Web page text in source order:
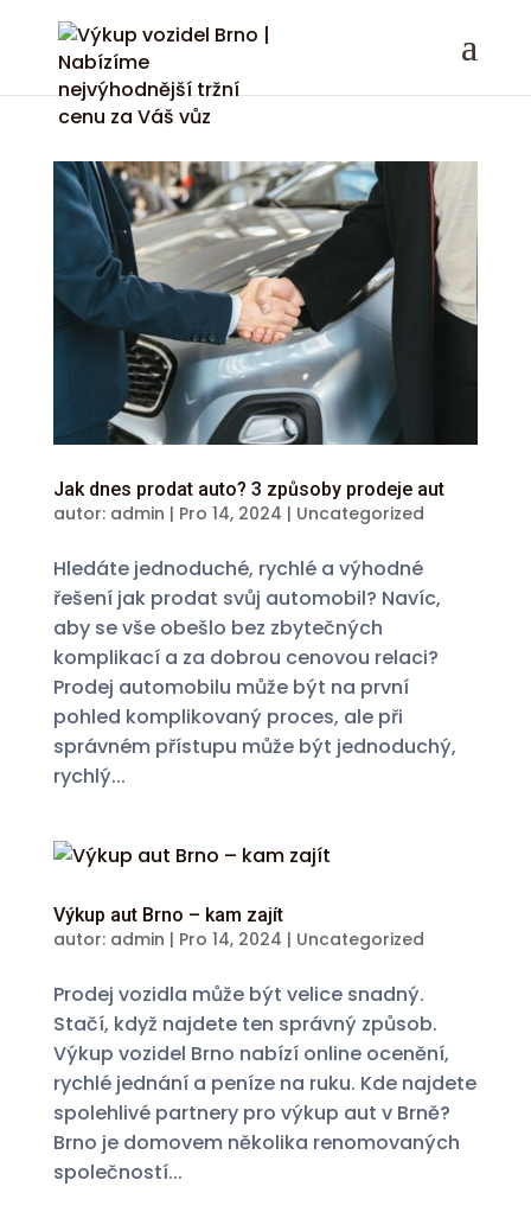
Jak dnes prodat auto? 3 způsoby prodeje aut
autor: admin | Pro 14, 2024 | Uncategorized
Hledáte jednoduché, rychlé a výhodné
řešení jak prodat svůj automobil? Navíc,
aby se vše obešlo bez zbytečných
komplikací a za dobrou cenovou relaci?
Prodej automobilu může být na první
pohled komplikovaný proces, ale při
správném přístupu může být jednoduchý,
rychlý...
Výkup aut Brno – kam zajít
autor: admin | Pro 14, 2024 | Uncategorized
Prodej vozidla může být velice snadný.
Stačí, když najdete ten správný způsob.
Výkup vozidel Brno nabízí online ocenění,
rychlé jednání a peníze na ruku. Kde najdete
spolehlivé partnery pro výkup aut v Brně?
Brno je domovem několika renomovaných
společností...